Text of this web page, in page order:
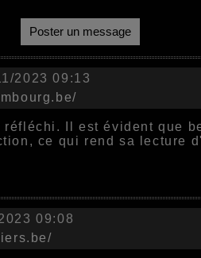
Poster un message
2023 09:13
Il est évident que
ce qui rend sa lecture
09:08